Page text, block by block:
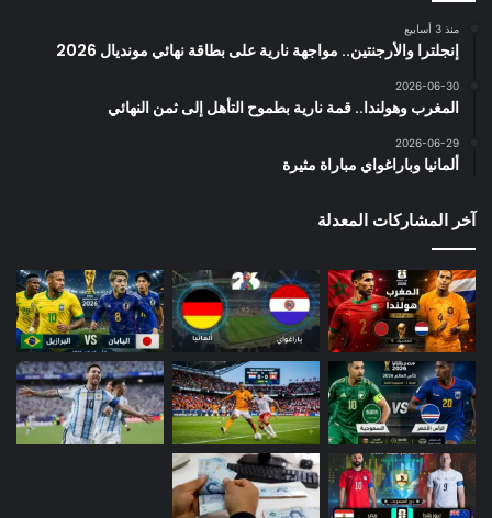
منذ 3 أسابيع
إنجلترا والأرجنتين.. مواجهة نارية على بطاقة نهائي مونديال 2026
2026-06-30
المغرب وهولندا.. قمة نارية بطموح التأهل إلى ثمن النهائي
2026-06-29
ألمانيا وباراغواي مباراة مثيرة
آخر المشاركات المعدلة